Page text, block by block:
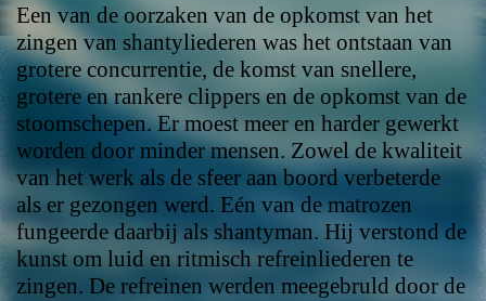
Een van de oorzaken van de opkomst van het
zingen van shantyliederen was het ontstaan van
grotere concurrentie, de komst van snellere,
grotere en rankere clippers en de opkomst van de
stoomschepen. Er moest meer en harder gewerkt
worden door minder mensen. Zowel de kwaliteit
van het werk als de sfeer aan boord verbeterde
als er gezongen werd. Eén van de matrozen
fungeerde daarbij als shantyman. Hij verstond de
kunst om luid en ritmisch refreinliederen te
zingen. De refreinen werden meegebruld door de